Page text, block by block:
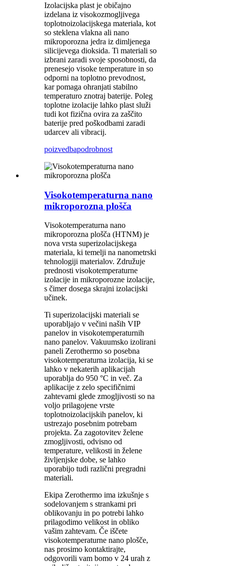
Izolacijska plast je običajno
izdelana iz visokozmogljivega
toplotnoizolacijskega materiala, kot
so steklena vlakna ali nano
mikroporozna jedra iz dimljenega
silicijevega dioksida. Ti materiali so
izbrani zaradi svoje sposobnosti, da
prenesejo visoke temperature in so
odporni na toplotno prevodnost,
kar pomaga ohranjati stabilno
temperaturo znotraj baterije. Poleg
toplotne izolacije lahko plast služi
tudi kot fizična ovira za zaščito
baterije pred poškodbami zaradi
udarcev ali vibracij.
poizvedbapodrobnost
Visokotemperaturna nano
mikroporozna plošča
Visokotemperaturna nano
mikroporozna plošča (HTNM) je
nova vrsta superizolacijskega
materiala, ki temelji na nanometrski
tehnologiji materialov. Združuje
prednosti visokotemperaturne
izolacije in mikroporozne izolacije,
s čimer dosega skrajni izolacijski
učinek.
Ti superizolacijski materiali se
uporabljajo v večini naših VIP
panelov in visokotemperaturnih
nano panelov. Vakuumsko izolirani
paneli Zerothermo so posebna
visokotemperaturna izolacija, ki se
lahko v nekaterih aplikacijah
uporablja do 950 °C in več. Za
aplikacije z zelo specifičnimi
zahtevami glede zmogljivosti so na
voljo prilagojene vrste
toplotnoizolacijskih panelov, ki
ustrezajo posebnim potrebam
projekta. Za zagotovitev želene
zmogljivosti, odvisno od
temperature, velikosti in želene
življenjske dobe, se lahko
uporabijo tudi različni pregradni
materiali.
Ekipa Zerothermo ima izkušnje s
sodelovanjem s strankami pri
oblikovanju in po potrebi lahko
prilagodimo velikost in obliko
vašim zahtevam. Če iščete
visokotemperaturne nano plošče,
nas prosimo kontaktirajte,
odgovorili vam bomo v 24 urah z